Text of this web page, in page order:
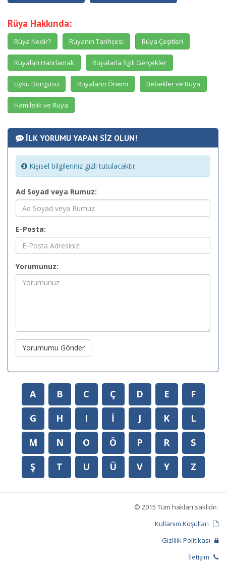
Rüya Hakkında:
Rüya Nedir? Rüyanın Tarihçesi Rüya Çeşitleri
Rüyaları Hatırlamak Rüyalarla İlgili Gerçekler
Uyku Döngüsü Rüyaların Önemi Bebekler ve Rüya
Hamilelik ve Rüya
İLK YORUMU YAPAN SİZ OLUN!
Kişisel bilgileriniz gizli tutulacaktır.
Ad Soyad veya Rumuz:
E-Posta:
Yorumunuz:
Yorumumu Gönder
A B C Ç D E
F
G
H I İ J K
L
M
N O Ö P R
S
Ş
T U Ü V Y Z
© 2015 Tüm hakları saklıdır.
Kullanım Koşulları
Gizlilik Politikası
İletişim